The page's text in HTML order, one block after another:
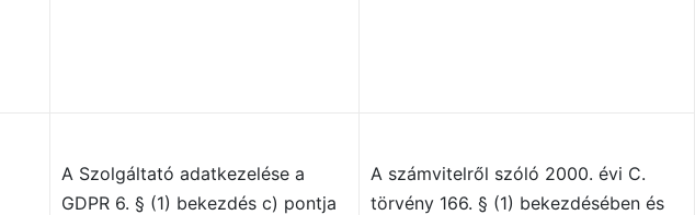
A Szolgáltató adatkezelése a
GDPR 6. § (1) bekezdés c) pontja
A számvitelről szóló 2000. évi C.
törvény 166. § (1) bekezdésében és